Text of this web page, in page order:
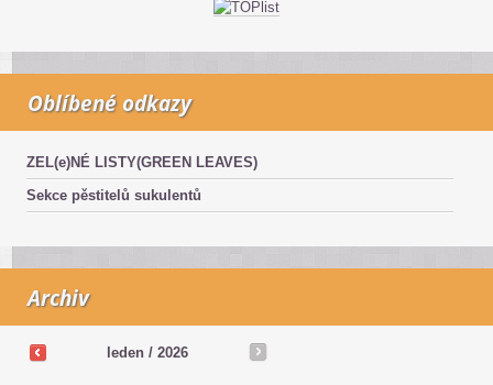
Oblíbené odkazy
ZEL(e)NÉ LISTY(GREEN LEAVES)
Sekce pěstitelů sukulentů
Archiv
leden / 2026